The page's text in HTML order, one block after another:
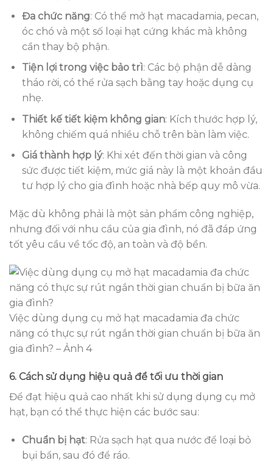
Đa chức năng: Có thể mở hạt macadamia, pecan,
óc chó và một số loại hạt cứng khác mà không
cần thay bộ phận.
Tiện lợi trong việc bảo trì: Các bộ phận dễ dàng
tháo rời, có thể rửa sạch bằng tay hoặc dụng cụ
nhẹ.
Thiết kế tiết kiệm không gian: Kích thước hợp lý,
không chiếm quá nhiều chỗ trên bàn làm việc.
Giá thành hợp lý: Khi xét đến thời gian và công
sức được tiết kiệm, mức giá này là một khoản đầu
tư hợp lý cho gia đình hoặc nhà bếp quy mô vừa.
Mặc dù không phải là một sản phẩm công nghiệp,
nhưng đối với nhu cầu của gia đình, nó đã đáp ứng
tốt yêu cầu về tốc độ, an toàn và độ bền.
Việc dùng dụng cụ mở hạt macadamia đa chức
năng có thực sự rút ngắn thời gian chuẩn bị bữa ăn
gia đình? – Ảnh 4
6. Cách sử dụng hiệu quả để tối ưu thời gian
Để đạt hiệu quả cao nhất khi sử dụng dụng cụ mở
hạt, bạn có thể thực hiện các bước sau:
Chuẩn bị hạt: Rửa sạch hạt qua nước để loại bỏ
bụi bẩn, sau đó để ráo.